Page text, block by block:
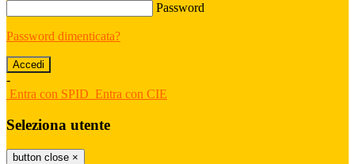
Password
Password dimenticata?
-
Entra con SPID Entra con CIE
Seleziona utente
button close ×